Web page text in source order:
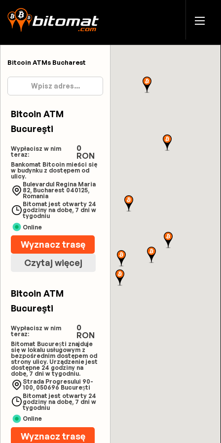
Bitcoin ATMs Bucharest
Bitcoin ATM
Bucureşti
Wypłacisz w nim
teraz:
0
RON
Bankomat Bitcoin mieści się
w budynku z dostępem od
ulicy.
Bulevardul Regina Maria
82, Bucharest 040125,
Romania
Bitomat jest otwarty 24
godziny na dobę, 7 dni w
tygodniu
Online
Wyznacz trasę
Czytaj więcej
Bitcoin ATM
Bucureşti
Wypłacisz w nim
teraz:
0
RON
Bitomat București znajduje
się w lokalu usługowym z
bezpośrednim dostępem od
strony ulicy. Urządzenie jest
dostępne 24 godziny na
dobę, 7 dni w tygodniu.
Strada Progresului 90-
100, 050696 București
Bitomat jest otwarty 24
godziny na dobę, 7 dni w
tygodniu
Online
Wyznacz trasę